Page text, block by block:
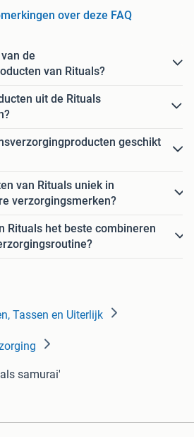
over deze FAQ
de
van Rituals?
uit de Rituals
geschikt
van Rituals uniek in
verzorgingsmerken?
Rituals het beste combineren
Tassen en Uiterlijk
samurai'